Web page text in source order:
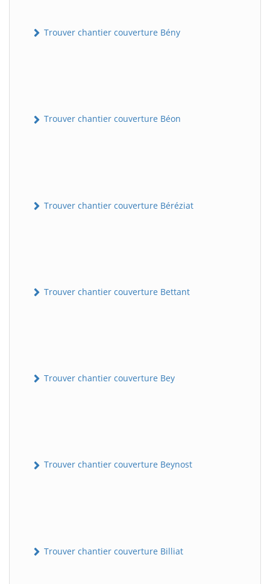
Trouver chantier couverture Bény
Trouver chantier couverture Béon
Trouver chantier couverture Béréziat
Trouver chantier couverture Bettant
Trouver chantier couverture Bey
Trouver chantier couverture Beynost
Trouver chantier couverture Billiat